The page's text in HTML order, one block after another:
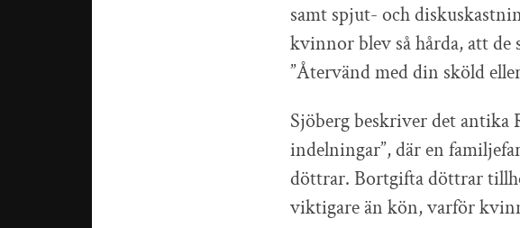
samt spjut- och
kvinnor blev så hårda, att
”Återvänd med din sköld
Sjöberg beskriver det antika
indelningar”, där en
döttrar. Bortgifta döttrar
viktigare än kön, varför